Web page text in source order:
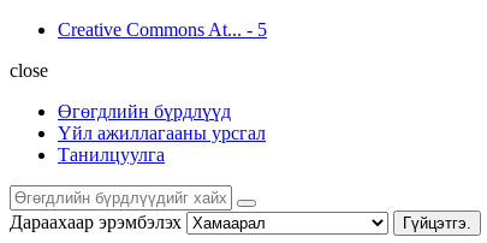
Creative Commons At... - 5
close
Өгөгдлийн бүрдлүүд
Үйл ажиллагааны урсгал
Танилцуулга
Дараахаар эрэмбэлэх Гүйцэтгэ.